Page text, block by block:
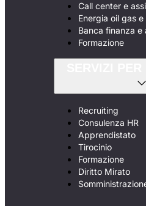
Call center e
Energia oil gas
Banca finanza e
Formazione
Recruiting
Consulenza HR
Apprendistato
Tirocinio
Formazione
Diritto Mirato